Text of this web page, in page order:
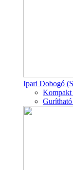
Ipari Dobogó
Kompakt